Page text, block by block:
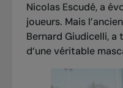
Nicolas Escudé, a
joueurs. Mais
Bernard Giudicelli,
d’une véritable